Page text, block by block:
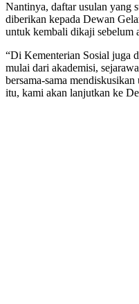
Nantinya, daftar usulan yang
diberikan kepada Dewan
untuk kembali dikaji sebelum
“Di Kementerian Sosial juga
mulai dari akademisi,
bersama-sama
itu, kami akan lanjutkan ke